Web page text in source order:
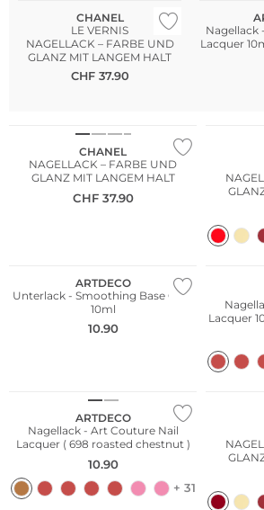
CHANEL
LE VERNIS
NAGELLACK – FARBE UND
GLANZ MIT LANGEM HALT
CHF 37.90
Nagellack
Lacquer
CHANEL
NAGELLACK – FARBE UND
GLANZ MIT LANGEM HALT
CHF 37.90
ARTDECO
Unterlack - Smoothing Base Coat
10ml
10.90
Lacquer
ARTDECO
Nagellack - Art Couture Nail
Lacquer ( 698 roasted chestnut )
10.90
+ 31